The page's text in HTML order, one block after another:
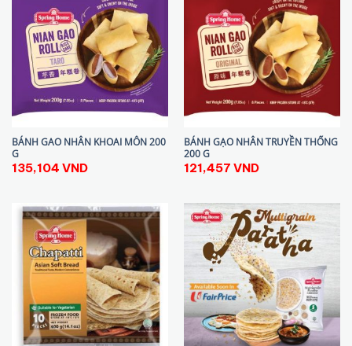
BÁNH GAO NHÂN KHOAI MÔN 200
G
135,104 VND
BÁNH GẠO NHÂN TRUYỀN THỐNG
200 G
121,457 VND